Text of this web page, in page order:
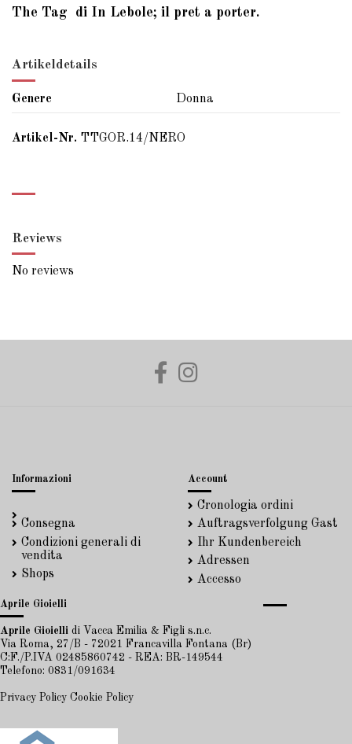
The Tag di In Lebole; il pret a porter.
Artikeldetails
Genere Donna
Artikel-Nr. TTGOR.14/NERO
Reviews
No reviews
Informazioni
Consegna
Condizioni generali di
vendita
Shops
Account
Cronologia ordini
Auftragsverfolgung Gast
Ihr Kundenbereich
Adressen
Accesso
Aprile Gioielli
Aprile Gioielli di Vacca Emilia & Figli s.n.c.
Via Roma, 27/B - 72021 Francavilla Fontana (Br)
C:F./P.IVA 02485860742 - REA: BR-149544
Telefono: 0831/091634
Privacy Policy Cookie Policy